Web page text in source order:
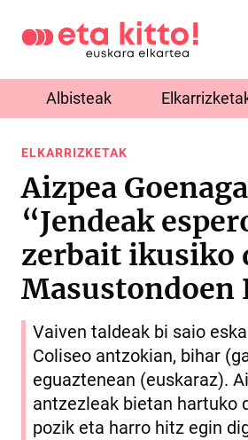
Albisteak
ELKARRIZKETAK
Aizpea
“Jendeak
zerbait ikusiko
Masustondoen
Vaiven taldeak bi saio
Coliseo antzokian, bihar
eguaztenean (euskaraz).
antzezleak bietan hartuko
pozik eta harro hitz egin